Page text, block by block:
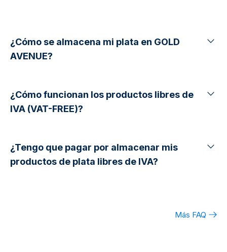
¿Cómo se almacena mi plata en GOLD
AVENUE?
¿Cómo funcionan los productos libres de
IVA (VAT-FREE)?
¿Tengo que pagar por almacenar mis
productos de plata libres de IVA?
Más FAQ